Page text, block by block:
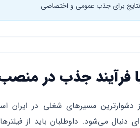
فرآیند جذب در
دنبال می‌شود. داوطلبان باید از